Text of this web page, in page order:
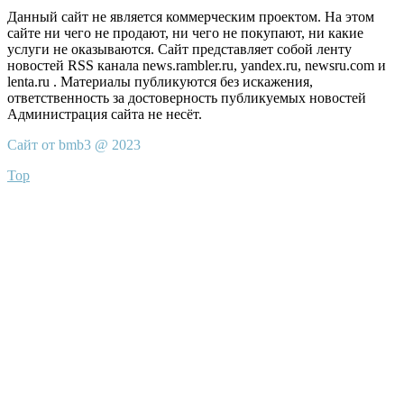
Данный сайт не является коммерческим проектом. На этом
сайте ни чего не продают, ни чего не покупают, ни какие
услуги не оказываются. Сайт представляет собой ленту
новостей RSS канала news.rambler.ru, yandex.ru, newsru.com и
lenta.ru . Материалы публикуются без искажения,
ответственность за достоверность публикуемых новостей
Администрация сайта не несёт.
Сайт от bmb3 @ 2023
Top